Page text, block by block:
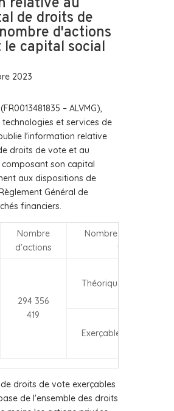
de droits de
d'actions
le capital social
2023
– ALVMG),
et services de
l'information relative
droits de vote et au
son capital
aux dispositions de
Général de
financiers.
Nombre
d'actions
Nombre de droits de
vote
294 356
419
Théoriques
Exerçables
droits de vote exerçables
de l'ensemble des droits